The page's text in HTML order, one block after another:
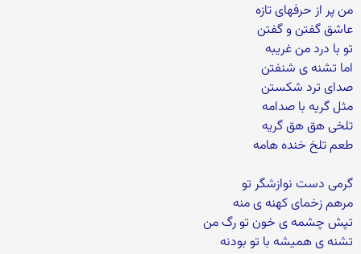
من پر از حرفهای تازه
عاشق گفتن و گفتن
تو با درد من غریبه
اما تشنه ی شنفتن
صدای ترد شکستن
مثل گریه با صدامه
تلخی هق هق گریه
طعم تلخ خنده هامه
گرمی دست نوازشگر تو
مرهم زخمای کهنه ی منه
تپش چشمه ی خون تو رگ من
تشنه ی همیشه با تو بودنه